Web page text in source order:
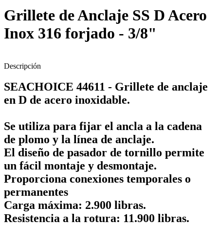
Grillete de Anclaje SS D Acero
Inox 316 forjado - 3/8"
Descripción
SEACHOICE 44611 - Grillete de anclaje
en D de acero inoxidable.
Se utiliza para fijar el ancla a la cadena
de plomo y la línea de anclaje.
El diseño de pasador de tornillo permite
un fácil montaje y desmontaje.
Proporciona conexiones temporales o
permanentes
Carga máxima: 2.900 libras.
Resistencia a la rotura: 11.900 libras.